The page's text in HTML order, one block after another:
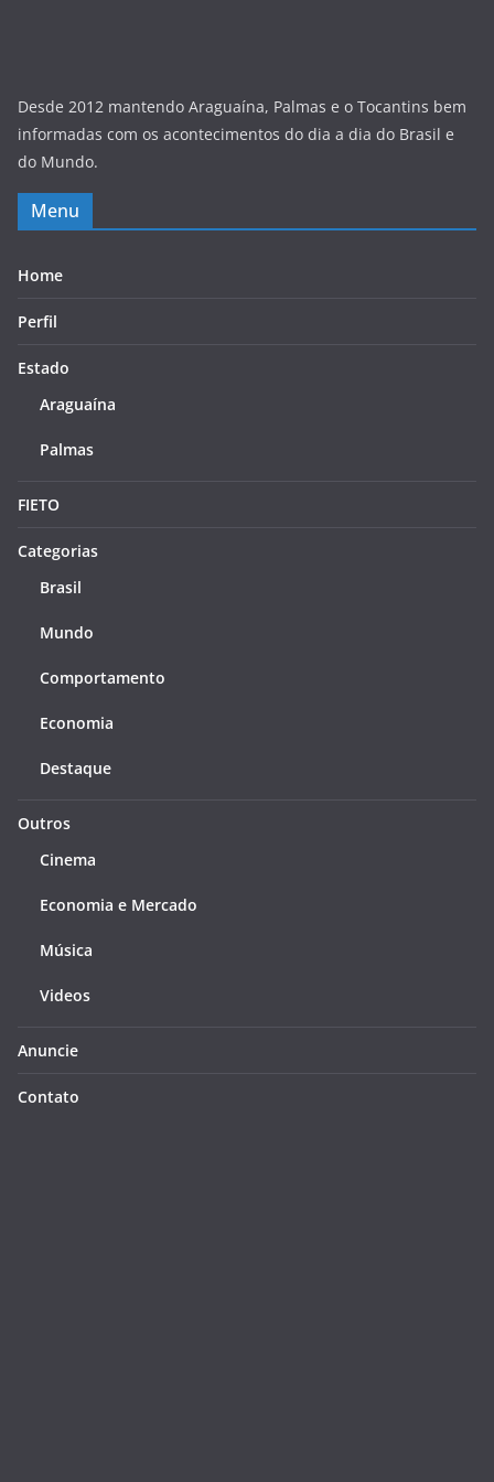
Desde 2012 mantendo Araguaína, Palmas e o Tocantins bem
informadas com os acontecimentos do dia a dia do Brasil e
do Mundo.
Menu
Home
Perfil
Estado
Araguaína
Palmas
FIETO
Categorias
Brasil
Mundo
Comportamento
Economia
Destaque
Outros
Cinema
Economia e Mercado
Música
Videos
Anuncie
Contato